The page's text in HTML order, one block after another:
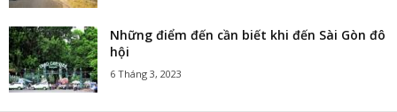
Những điểm đến cần biết khi đến Sài Gòn đô
hội
6 Tháng 3, 2023